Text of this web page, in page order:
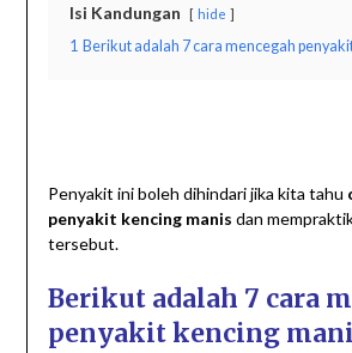
Isi Kandungan hide
1 Berikut adalah 7 cara mencegah
Penyakit ini boleh dihindari jika kita tahu
penyakit kencing manis dan
tersebut.
Berikut adalah 7 cara
penyakit kencing